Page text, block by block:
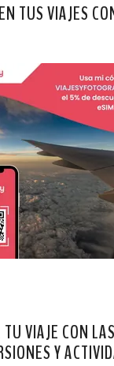
TUS VIAJES
VIAJE CON
Y